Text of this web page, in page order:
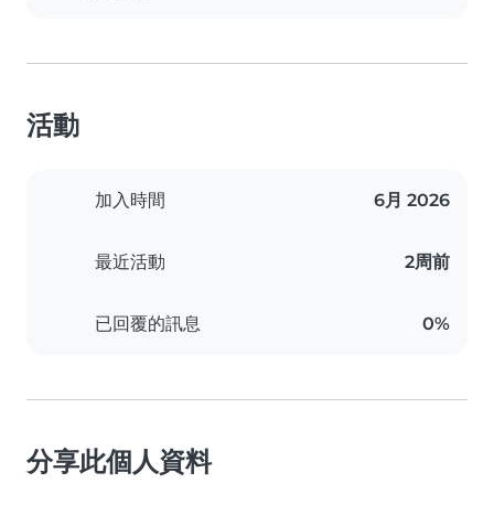
活動
加入時間 6月 2026
最近活動 2周前
已回覆的訊息 0%
分享此個人資料